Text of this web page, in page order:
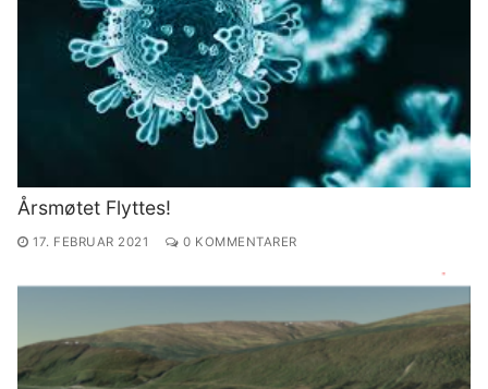
Årsmøtet Flyttes!
17. FEBRUAR 2021 0 KOMMENTARER